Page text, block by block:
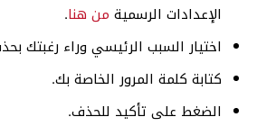
الإعدادات الرسمية من هنا.
اختيار السبب الرئيسي وراء رغبتك
كتابة كلمة المرور الخاصة بك.
الضغط على تأكيد للحذف.